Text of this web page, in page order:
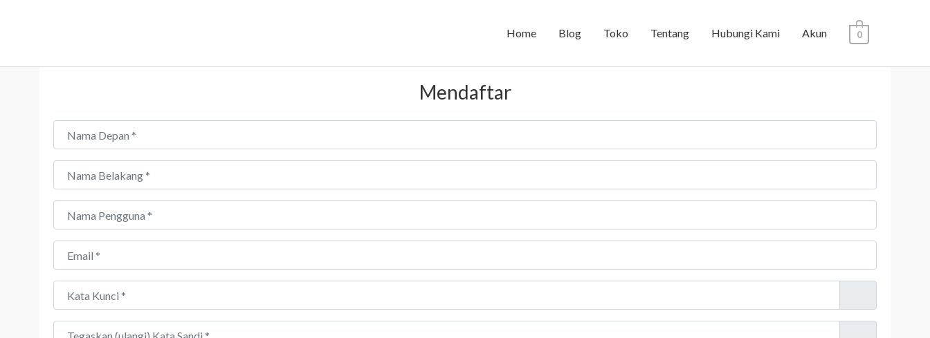
Home Blog Toko Tentang Hubungi Kami Akun 0
Mendaftar
Nama Depan
Nama Belakang
Nama Pengguna
Email
Kata Kunci
Tegaskan (ulangi) Kata Sandi